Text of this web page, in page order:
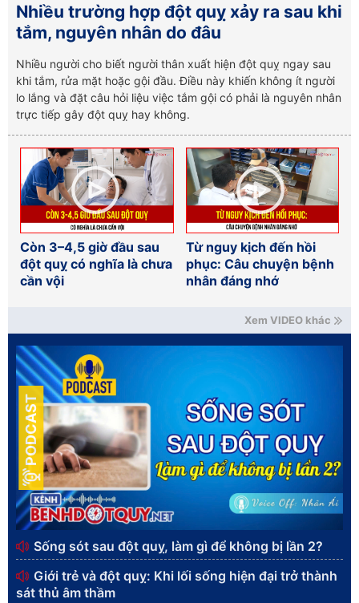
Nhiều trường hợp đột quỵ xảy ra sau khi
tắm, nguyên nhân do đâu
Nhiều người cho biết người thân xuất hiện đột quỵ ngay sau
khi tắm, rửa mặt hoặc gội đầu. Điều này khiến không ít người
lo lắng và đặt câu hỏi liệu việc tắm gội có phải là nguyên nhân
trực tiếp gây đột quỵ hay không.
Còn 3–4,5 giờ đầu sau
đột quỵ có nghĩa là chưa
cần vội
Từ nguy kịch đến hồi
phục: Câu chuyện bệnh
nhân đáng nhớ
Xem VIDEO khác
PODCAST
Sống sót sau đột quỵ, làm gì để không bị lần 2?
Giới trẻ và đột quỵ: Khi lối sống hiện đại trở thành
sát thủ âm thầm